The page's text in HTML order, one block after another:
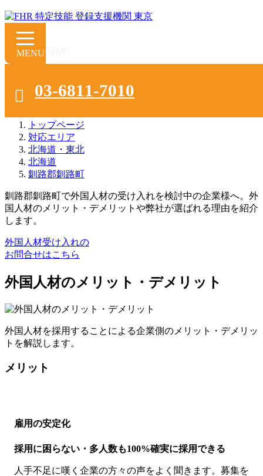
03-6811-7010
社をお探しの方へ
トップページ
対応エリア
北海道・東北
北海道
釧路郡釧路町
釧路郡釧路町で外国人材の受け入れを検討中の企業様へ。外
国人材のメリット・デメリットや弊社が選ばれる理由を紹介
します。
外国人材受け入れの
お問合せはこちら
外国人材のメリット・デメリット
外国人材を採用することによる企業側のメリット・デメリッ
トを解説します。
メリット
雇用の安定化
採用に困らない・多人数も100%確実に採用できる
人手不足に嘆く企業の方々の声をよく聞きます。募集を